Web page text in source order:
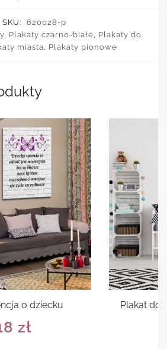
SKU:
620028-p
, Plakaty czarno-białe, Plakaty do
miasta, Plakaty pionowe
o dziecku
zł
Plakat do